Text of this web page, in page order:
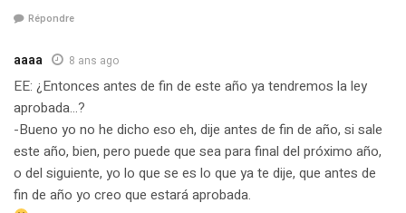
Répondre
aaaa 8 ans ago
EE: ¿Entonces antes de fin de este año ya tendremos la ley
aprobada…?
-Bueno yo no he dicho eso eh, dije antes de fin de año, si sale
este año, bien, pero puede que sea para final del próximo año,
o del siguiente, yo lo que se es lo que ya te dije, que antes de
fin de año yo creo que estará aprobada.